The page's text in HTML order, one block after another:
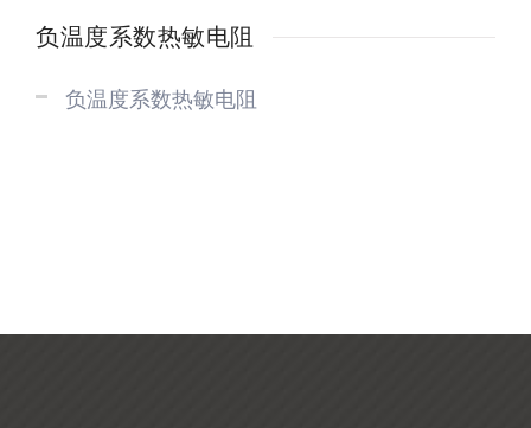
负温度系数热敏电阻
负温度系数热敏电阻